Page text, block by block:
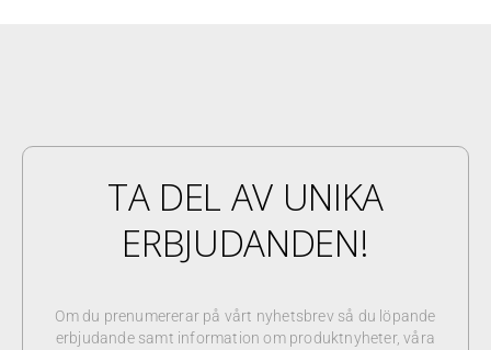
TA DEL AV UNIKA
ERBJUDANDEN!
Om du prenumererar på vårt nyhetsbrev så du löpande
erbjudande samt information om produktnyheter, våra